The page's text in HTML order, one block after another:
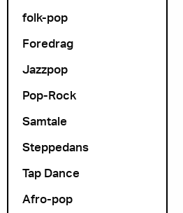
folk-pop
Foredrag
Jazzpop
Pop-Rock
Samtale
Steppedans
Tap Dance
Afro-pop